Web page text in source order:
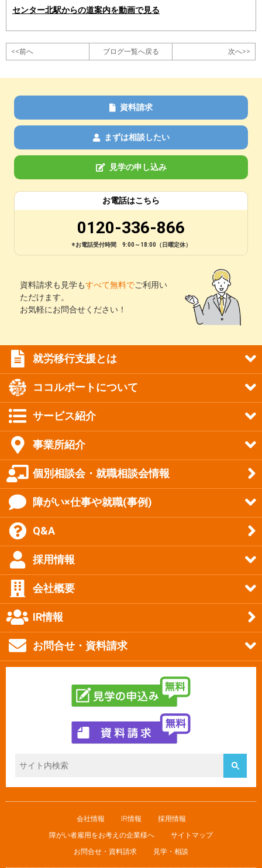
センター北駅からの道案内を動画で見る
<<前へ ブログ一覧へ戻る 次へ>>
資料請求
まずは相談したい
見学の申し込み
お電話はこちら
0120-336-866
※お電話受付時間 9:00～18:00（日曜定休）
資料請求も見学もすべて無料でご利用い
ただけます。
お気軽にお問合せください！
就労移行支援とは
ココルポートについて
サービス紹介
事業所紹介
個別相談会・就職相談会情報
障がい×仕事や就職(事例)
Q&A
採用情報
会社概要
IR情報
お問合せ・資料請求
会社情報 IR情報
採用情報
障がい者雇用をお考えの企業様へ
サイトマップ
お問合せ・資料請求
見学・相談